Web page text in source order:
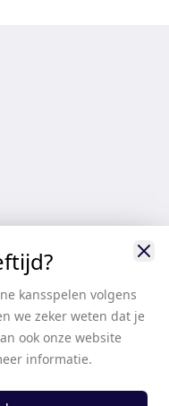
kansspelen volgens
we zeker weten dat je
ook onze website
informatie.